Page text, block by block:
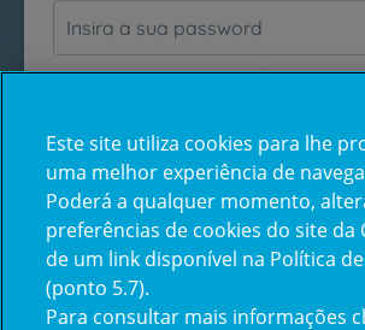
Esqueceu-se da sua
Inicie sessão com a
Este site utiliza cookies para lhe
uma melhor experiência de
Poderá a qualquer momento,
preferências de cookies do site da
de um link disponível na Política
(ponto 5.7).
Para consultar mais informações